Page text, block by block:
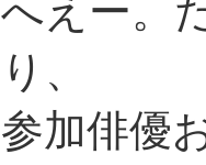
へえー。
り、
参加俳優